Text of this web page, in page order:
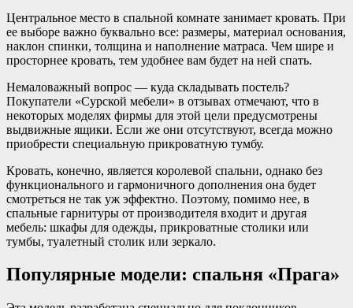
Центральное место в спальной комнате занимает кровать. При
ее выборе важно буквально все: размеры, материал основания,
наклон спинки, толщина и наполнение матраса. Чем шире и
просторнее кровать, тем удобнее вам будет на ней спать.
Немаловажный вопрос — куда складывать постель?
Покупатели «Сурской мебели» в отзывах отмечают, что в
некоторых моделях фирмы для этой цели предусмотрены
выдвижные ящики. Если же они отсутствуют, всегда можно
приобрести специальную прикроватную тумбу.
Кровать, конечно, является королевой спальни, однако без
функционального и гармоничного дополнения она будет
смотреться не так уж эффектно. Поэтому, помимо нее, в
спальные гарнитуры от производителя входит и другая
мебель: шкафы для одежды, прикроватные столики или
тумбы, туалетный столик или зеркало.
Популярные модели: спальня «Прага»